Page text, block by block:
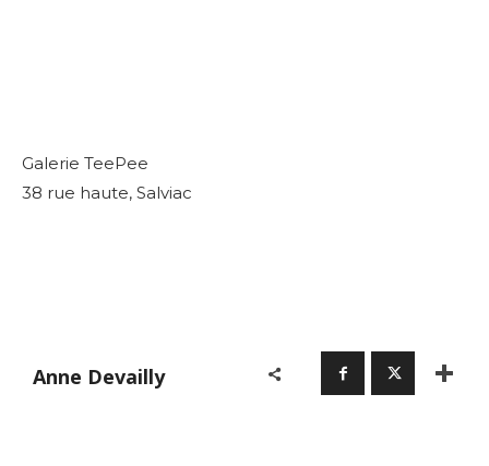
Galerie TeePee
38 rue haute, Salviac
Anne Devailly